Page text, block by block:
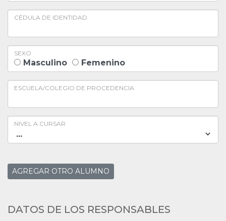
CÉDULA DE IDENTIDAD
SEXO
Masculino Femenino
ESCUELA/COLEGIO DE PROCEDENCIA
NIVEL A CURSAR
AGREGAR OTRO ALUMNO
DATOS DE LOS RESPONSABLES